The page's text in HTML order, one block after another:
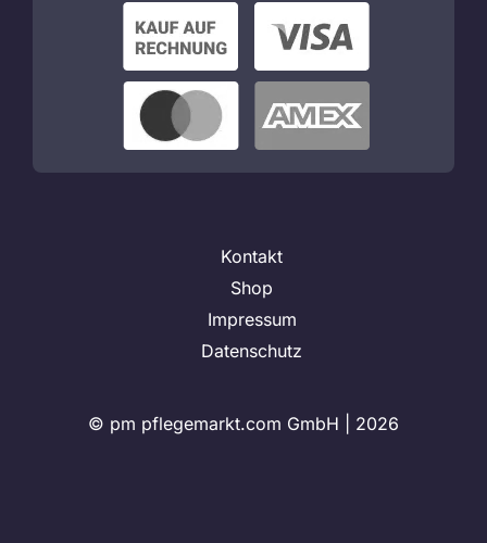
Kontakt
Shop
Impressum
Datenschutz
© pm pflegemarkt.com GmbH | 2026